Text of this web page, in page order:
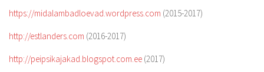
https://midalambadloevad.wordpress.com (2015-2017)
http://estlanders.com (2016-2017)
http://peipsikajakad.blogspot.com.ee (2017)